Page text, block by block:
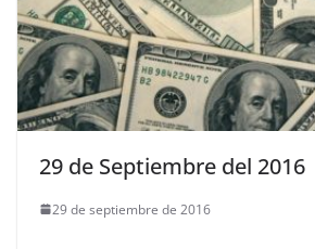
29 de Septiembre del 2016
29 de septiembre de 2016